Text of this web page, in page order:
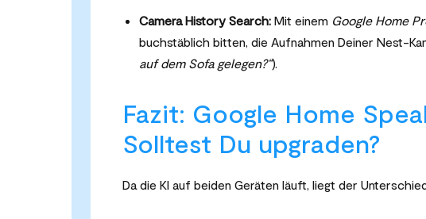
Camera History Search: Mit einem Google Home
buchstäblich bitten, die Aufnahmen Deiner Nest-
auf dem Sofa gelegen?“).
Fazit: Google Home
Solltest Du upgraden?
Da die KI auf beiden Geräten läuft, liegt der